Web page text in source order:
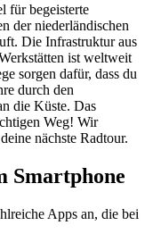
für begeisterte
der niederländischen
Die Infrastruktur aus
ist weltweit
sorgen dafür, dass du
durch den
die Küste. Das
Weg! Wir
nächste Radtour.
Smartphone
Apps an, die bei